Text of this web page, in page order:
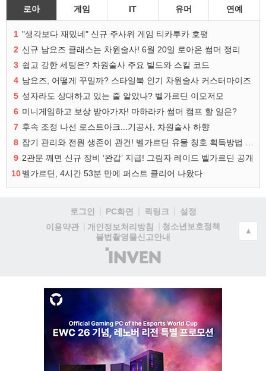
로아 게임 IT 유머 연예
1 "생각보다 재밌네" 신규 주사위 게임 티카투카 호평
2 신규 남요즈 클래스는 차원술사! 6월 20일 로아온 썸머 정리
3 쉽고 강한 세팅은? 차원술사 주요 빌드와 스킬 코드
4 남요즈, 어떻게 꾸밀까? 스타일북 인기 차원술사 커스터마이즈
5 성자라도 상대하고 있는 줄 알았나? 벨가르딘 이모저모
6 미니게임하고 보상 받아가자! 마하라카 썸머 캠프 할 일은?
7 후속 조정 나선 로스트아크...기공사, 차원술사 하향
8
9 2관문 깨면 신규 장비 ‘완갑’ 지급! 그림자 레이드 벨가르딘 공개
10벨가르딘, 4시간 53분 만에 퍼스트 클리어 나왔다
로그인 PC화면 퀵링크
설정
이용약관
개인정보처리방침
청소년보호정책
불법촬영물신고안내
(주)
인
▲